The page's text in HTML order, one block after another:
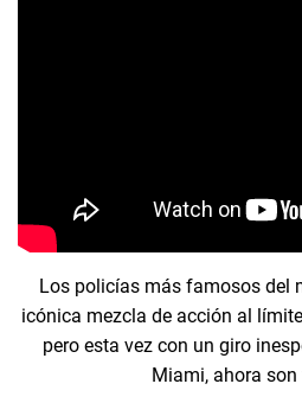
Los policías más famosos del
icónica mezcla de acción al
pero esta vez con un giro
Miami, ahora